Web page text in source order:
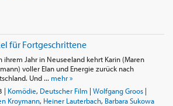
für Fortgeschrittene
ihrem Jahr in Neuseeland kehrt Karin (Maren
voller Elan und Energie zurück nach
Und ... mehr »
| Komödie, Deutscher Film | Wolfgang Groos|
Kroymann, Heiner Lauterbach, Barbara Sukowa